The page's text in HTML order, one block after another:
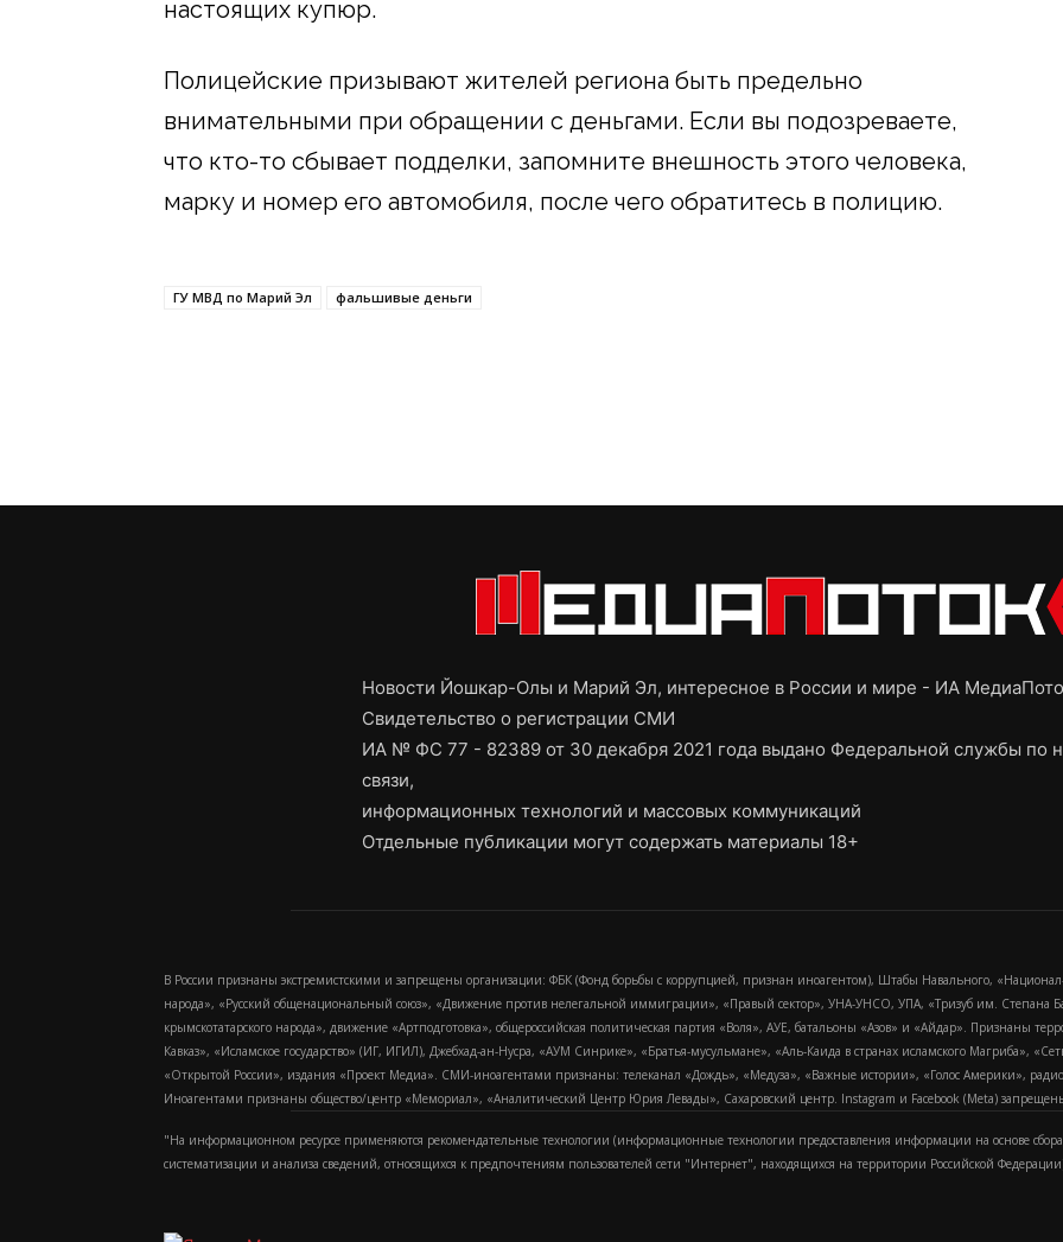
настоящих купюр.
Полицейские призывают жителей региона быть предельно
внимательными при обращении с деньгами. Если вы подозреваете,
что кто-то сбывает подделки, запомните внешность этого человека,
марку и номер его автомобиля, после чего обратитесь в полицию.
ГУ МВД по Марий Эл фальшивые деньги
Новости Йошкар-Олы и Марий Эл, интересное в России и мире - ИА
Свидетельство о регистрации СМИ
ИА № ФС 77 - 82389 от 30 декабря 2021 года выдано Федеральной службы по
связи,
информационных технологий и массовых коммуникаций
Отдельные публикации могут содержать материалы 18+
В России признаны экстремистскими и запрещены организации: ФБК (Фонд борьбы с коррупцией, признан иноагентом), Штабы Навального,
народа», «Русский общенациональный союз», «Движение против нелегальной иммиграции», «Правый сектор», УНА-УНСО, УПА, «Тризуб им.
крымскотатарского народа», движение «Артподготовка», общероссийская политическая партия «Воля», АУЕ, батальоны «Азов» и «Айдар». Признаны
Кавказ», «Исламское государство» (ИГ, ИГИЛ), Джебхад-ан-Нусра, «АУМ Синрике», «Братья-мусульмане», «Аль-Каида в странах исламского Магриба»,
«Открытой России», издания «Проект Медиа». СМИ-иноагентами признаны: телеканал «Дождь», «Медуза», «Важные истории», «Голос Америки»,
Иноагентами признаны общество/центр «Мемориал», «Аналитический Центр Юрия Левады», Сахаровский центр. Instagram и Facebook (Metа)
"На информационном ресурсе применяются рекомендательные технологии (информационные технологии предоставления информации на основе
систематизации и анализа сведений, относящихся к предпочтениям пользователей сети "Интернет", находящихся на территории Российской